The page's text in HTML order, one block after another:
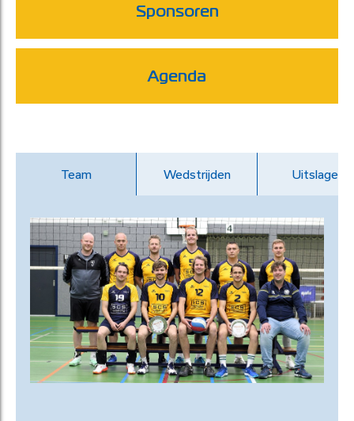
Sponsoren
Agenda
Team Wedstrijden Uitslagen